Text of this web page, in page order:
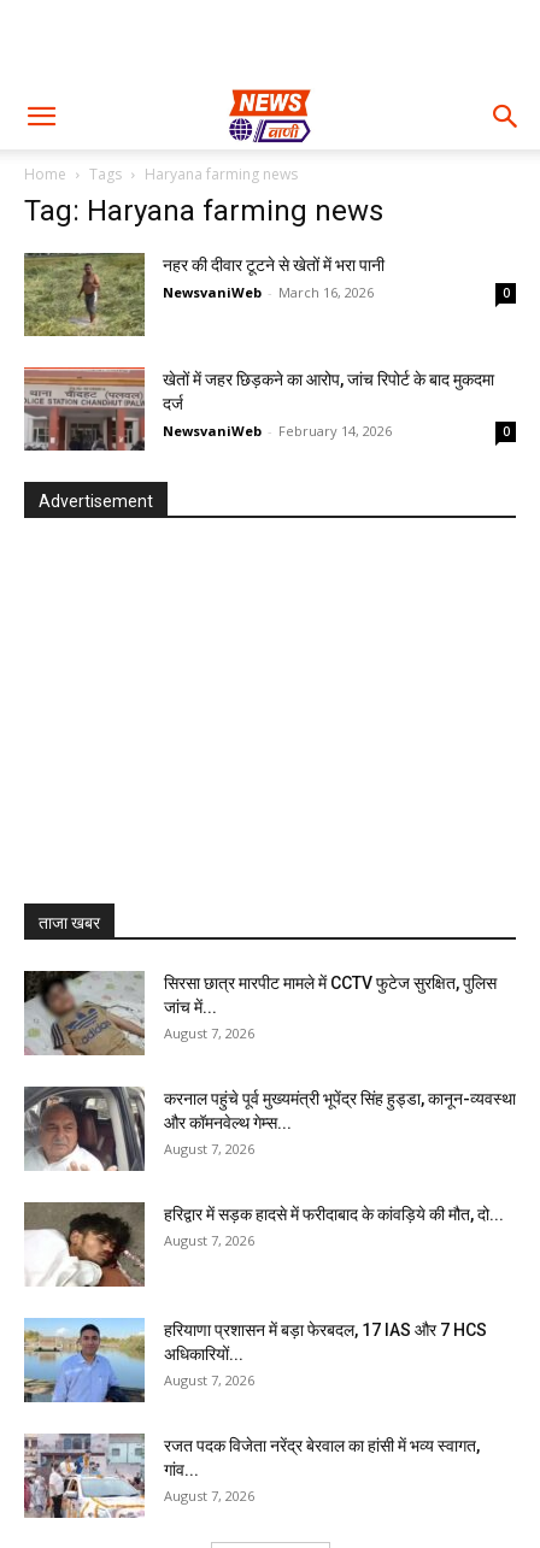
Home Tags Haryana farming news
Tag: Haryana farming news
नहर की दीवार टूटने से खेतों में भरा पानी
NewsvaniWeb - March 16, 2026 0
खेतों में जहर छिड़कने का आरोप, जांच रिपोर्ट के बाद मुकदमा
दर्ज
NewsvaniWeb - February 14, 2026 0
Advertisement
ताजा खबर
सिरसा छात्र मारपीट मामले में CCTV फुटेज सुरक्षित, पुलिस
जांच में...
August 7, 2026
करनाल पहुंचे पूर्व मुख्यमंत्री भूपेंद्र सिंह हुड्डा, कानून-व्यवस्था
और कॉमनवेल्थ गेम्स...
August 7, 2026
हरिद्वार में सड़क हादसे में फरीदाबाद के कांवड़िये की मौत, दो...
August 7, 2026
हरियाणा प्रशासन में बड़ा फेरबदल, 17 IAS और 7 HCS
अधिकारियों...
August 7, 2026
रजत पदक विजेता नरेंद्र बेरवाल का हांसी में भव्य स्वागत,
गांव...
August 7, 2026